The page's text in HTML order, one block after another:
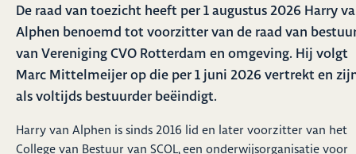
De raad van toezicht heeft per 1 augustus 2026 Harry
Alphen benoemd tot voorzitter van de raad van
van Vereniging CVO Rotterdam en omgeving. Hij volgt
Marc Mittelmeijer op die per 1 juni 2026 vertrekt en
als voltijds bestuurder beëindigt.
Harry van Alphen is sinds 2016 lid en later voorzitter van het
College van Bestuur van SCOL, een onderwijsorganisatie voor